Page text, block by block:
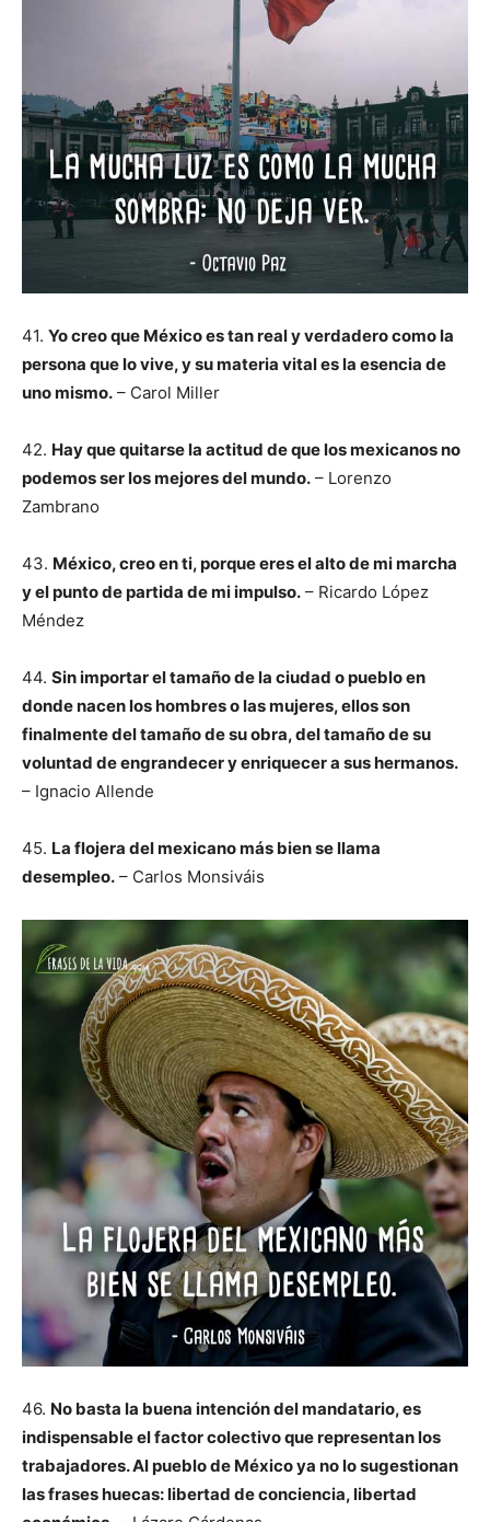
41. Yo creo que México es tan real y verdadero como la
persona que lo vive, y su materia vital es la esencia de
uno mismo. – Carol Miller
42. Hay que quitarse la actitud de que los mexicanos no
podemos ser los mejores del mundo. – Lorenzo
Zambrano
43. México, creo en ti, porque eres el alto de mi marcha
y el punto de partida de mi impulso. – Ricardo López
Méndez
44. Sin importar el tamaño de la ciudad o pueblo en
donde nacen los hombres o las mujeres, ellos son
finalmente del tamaño de su obra, del tamaño de su
voluntad de engrandecer y enriquecer a sus hermanos.
– Ignacio Allende
45. La flojera del mexicano más bien se llama
desempleo. – Carlos Monsiváis
46. No basta la buena intención del mandatario, es
indispensable el factor colectivo que representan los
trabajadores. Al pueblo de México ya no lo sugestionan
las frases huecas: libertad de conciencia, libertad